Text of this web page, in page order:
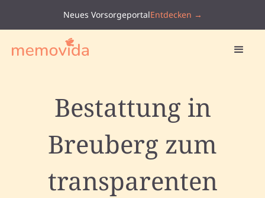
Neues VorsorgeportalEntdecken →
Bestattung in
Breuberg zum
transparenten